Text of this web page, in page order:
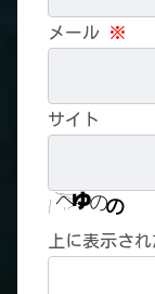
メール ※
サイト
上に表示さ